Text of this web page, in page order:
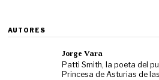
AUTORES
Jorge Vara
Patti Smith, la poeta del
Princesa de Asturias de